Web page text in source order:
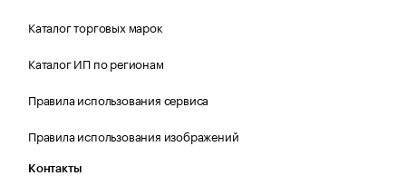
Каталог торговых марок
Каталог ИП по регионам
Правила использования сервиса
Правила использования изображений
Контакты